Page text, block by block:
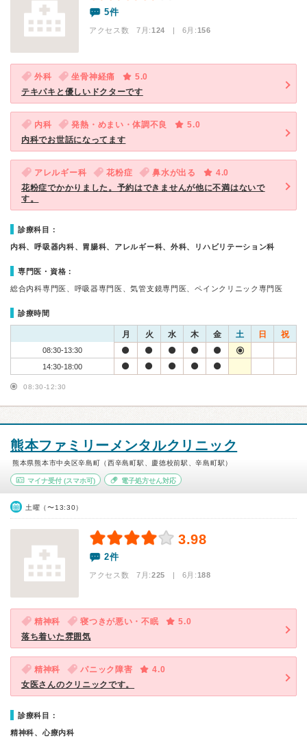
5件
アクセス数 7月:124 | 6月:156
外科 坐骨神経痛
5.0
テキパキと優しいドクターです
内科 発熱・めまい・体調不良
5.0
内科でお世話になってます
アレルギー科 花粉症 鼻水が出る
4.0
花粉症でかかりました。予約はできませんが他に不満はないで
す。
診療科目：
内科、呼吸器内科、胃腸科、アレルギー科、外科、リハビリテーション科
専門医・資格：
総合内科専門医、呼吸器専門医、気管支鏡専門医、ペインクリニック専門医
診療時間
月 火 水 木 金 土 日 祝
08:30-13:30
14:30-18:00
08:30-12:30
熊本ファミリーメンタルクリニック
熊本県熊本市中央区辛島町（西辛島町駅、慶徳校前駅、辛島町駅）
マイナ受付 (スマホ可) 電子処方せん対応
土曜（〜13:30）
3.98
2件
アクセス数 7月:225 | 6月:188
精神科 寝つきが悪い・不眠
5.0
落ち着いた雰囲気
精神科 パニック障害
4.0
女医さんのクリニックです。
診療科目：
精神科、心療内科